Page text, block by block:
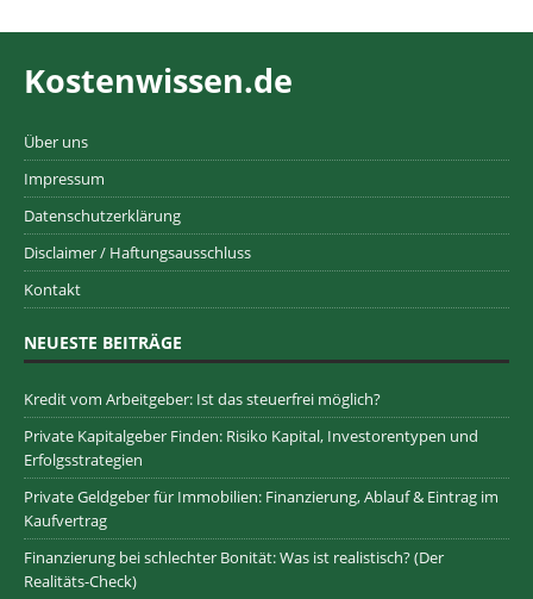
Kostenwissen.de
Über uns
Impressum
Datenschutzerklärung
Disclaimer / Haftungsausschluss
Kontakt
NEUESTE BEITRÄGE
Kredit vom Arbeitgeber: Ist das steuerfrei möglich?
Private Kapitalgeber Finden: Risiko Kapital, Investorentypen und
Erfolgsstrategien
Private Geldgeber für Immobilien: Finanzierung, Ablauf & Eintrag im
Kaufvertrag
Finanzierung bei schlechter Bonität: Was ist realistisch? (Der
Realitäts-Check)